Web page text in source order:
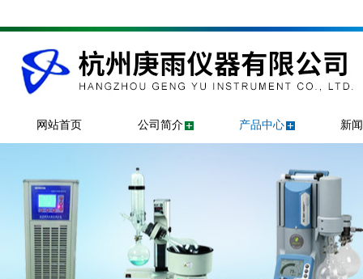
网站首页 公司简介 产品中心 新